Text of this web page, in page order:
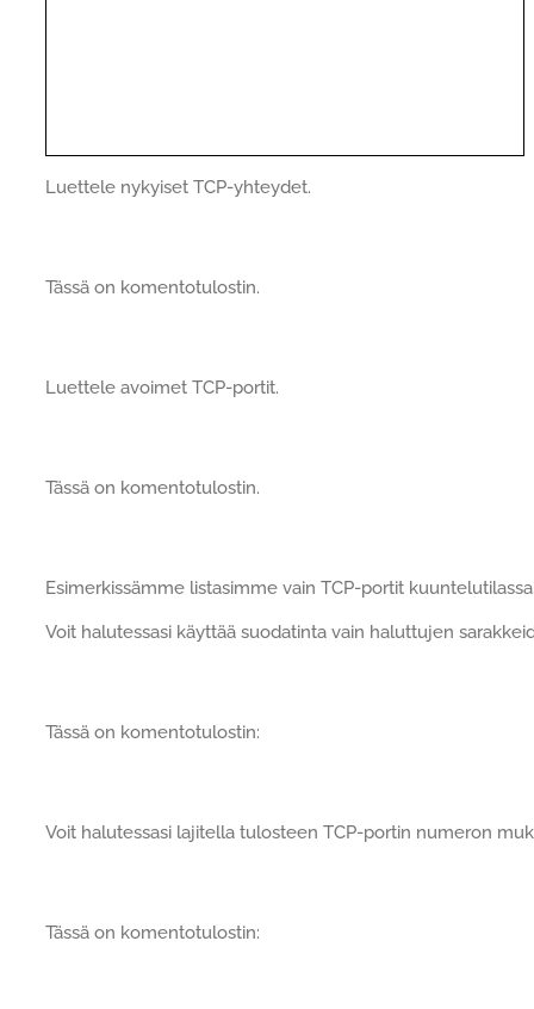
Luettele nykyiset TCP-yhteydet.
Tässä on komentotulostin.
Luettele avoimet TCP-portit.
Tässä on komentotulostin.
Esimerkissämme listasimme vain TCP-portit kuuntelutilassa.
Voit halutessasi käyttää suodatinta vain haluttujen
Tässä on komentotulostin:
Voit halutessasi lajitella tulosteen TCP-portin numeron
Tässä on komentotulostin: